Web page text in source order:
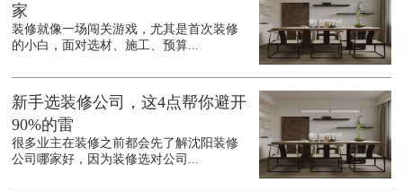
家
装修就像一场闯关游戏，尤其是首次装修
的小白，面对选材、施工、预算...
新手选装修公司，这4点帮你避开
90%的雷
很多业主在装修之前都会先了解沈阳装修
公司哪家好，因为装修选对公司...